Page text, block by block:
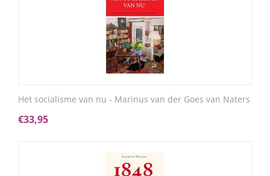
Het socialisme van nu - Marinus van der Goes van Naters
€33,95